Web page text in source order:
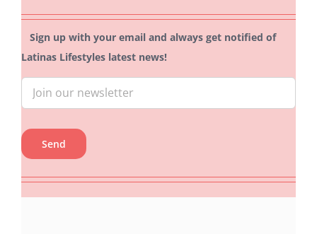
Sign up with your email and always get notified of
Latinas Lifestyles latest news!